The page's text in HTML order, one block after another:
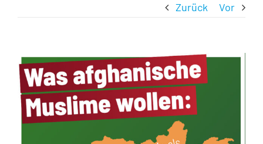
Zurück Vor